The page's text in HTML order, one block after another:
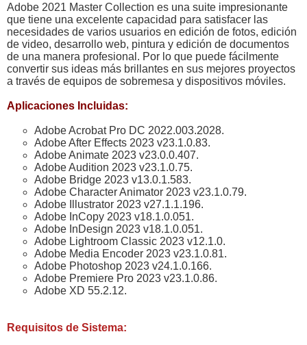
Adobe 2021 Master Collection es una suite impresionante
que tiene una excelente capacidad para satisfacer las
necesidades de varios usuarios en edición de fotos, edición
de video, desarrollo web, pintura y edición de documentos
de una manera profesional. Por lo que puede fácilmente
convertir sus ideas más brillantes en sus mejores proyectos
a través de equipos de sobremesa y dispositivos móviles.
Aplicaciones Incluidas:
Adobe Acrobat Pro DC 2022.003.2028.
Adobe After Effects 2023 v23.1.0.83.
Adobe Animate 2023 v23.0.0.407.
Adobe Audition 2023 v23.1.0.75.
Adobe Bridge 2023 v13.0.1.583.
Adobe Character Animator 2023 v23.1.0.79.
Adobe Illustrator 2023 v27.1.1.196.
Adobe InCopy 2023 v18.1.0.051.
Adobe InDesign 2023 v18.1.0.051.
Adobe Lightroom Classic 2023 v12.1.0.
Adobe Media Encoder 2023 v23.1.0.81.
Adobe Photoshop 2023 v24.1.0.166.
Adobe Premiere Pro 2023 v23.1.0.86.
Adobe XD 55.2.12.
Requisitos de Sistema: